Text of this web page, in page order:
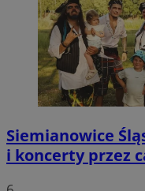
Siemianowice
i koncerty przez